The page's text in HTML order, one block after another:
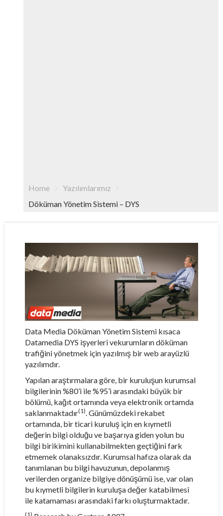
Home
Yazılımlarımız
Döküman Yönetim Sistemi – DYS
Data Media Döküman Yönetim Sistemi kısaca
Datamedia DYS işyerleri vekurumların döküman
trafiğini yönetmek için yazılmış bir web arayüzlü
yazılımdır.
Yapılan araştırmalara göre, bir kuruluşun kurumsal
bilgilerinin %80’i ile %95’i arasındaki büyük bir
bölümü, kağıt ortamında veya elektronik ortamda
saklanmaktadır(1). Günümüzdeki rekabet
ortamında, bir ticari kuruluş için en kıymetli
değerin bilgi olduğu ve başarıya giden yolun bu
bilgi birikimini kullanabilmekten geçtiğini fark
etmemek olanaksızdır. Kurumsal hafıza olarak da
tanımlanan bu bilgi havuzunun, depolanmış
verilerden organize bilgiye dönüşümü ise, var olan
bu kıymetli bilgilerin kuruluşa değer katabilmesi
ile katamaması arasındaki farkı oluşturmaktadır.
(1)